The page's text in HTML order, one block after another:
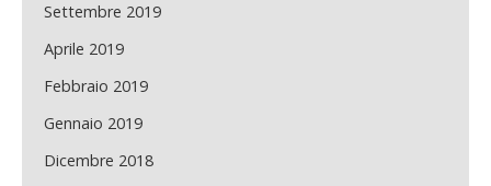
Settembre 2019
Aprile 2019
Febbraio 2019
Gennaio 2019
Dicembre 2018